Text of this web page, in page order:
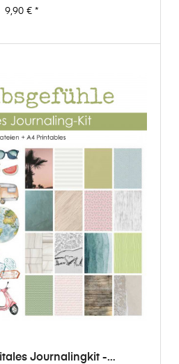
Preis
9,90 €*
Journalingkit -